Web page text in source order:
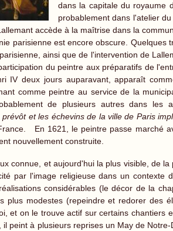
dans la capitale du royaume
probablement dans l'atelier
accède à la maîtrise dans la
parisienne est encore obscure.
ainsi que de l'intervention de
du peintre aux préparatifs de
IV deux jours auparavant, apparaît
comme peintre au service de la
de plusieurs autres dans les
prévôt et les échevins de la ville de Paris
En 1621, le peintre passe marché
nouvellement construite.
connue, et aujourd'hui la plus visible, de
par l'image religieuse dans un
considérables (le décor de la
plus modestes (repeindre et redorer des
et on le trouve actif sur certains chantiers
il peint à plusieurs reprises un May de